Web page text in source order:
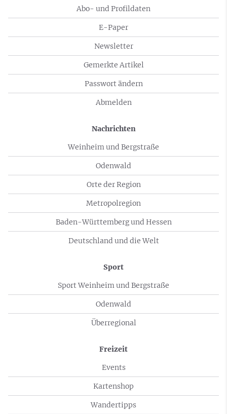
Abo- und Profildaten
E-Paper
Newsletter
Gemerkte Artikel
Passwort ändern
Abmelden
Nachrichten
Weinheim und Bergstraße
Odenwald
Orte der Region
Metropolregion
Baden-Württemberg und Hessen
Deutschland und die Welt
Sport
Sport Weinheim und Bergstraße
Odenwald
Überregional
Freizeit
Events
Kartenshop
Wandertipps